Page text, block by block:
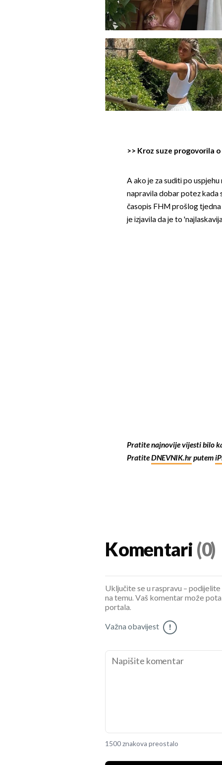
>> Kroz suze progovorila
A ako je za suditi po
napravila dobar potez kada
časopis FHM prošlog
je izjavila da je to
Pratite najnovije vijesti bilo
PratiteDNEVNIK.hrputem
Komentari (0)
Uključite se u raspravu –
na temu. Vaš komentar može
portala.
Važna obavijest !
1500 znakova preostalo